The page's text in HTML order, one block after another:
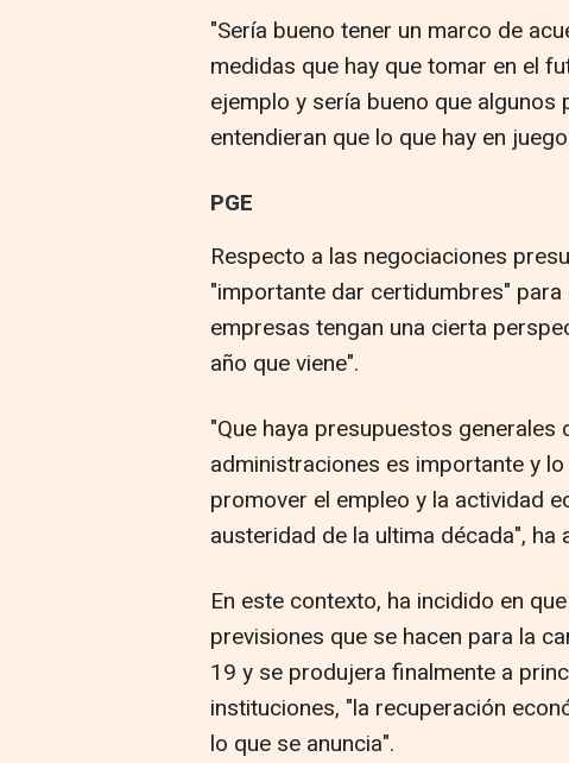
"Sería bueno tener un marco de
medidas que hay que tomar en el
ejemplo y sería bueno que
entendieran que lo que hay en
PGE
Respecto a las negociaciones
"importante dar certidumbres"
empresas tengan una cierta
año que viene".
"Que haya presupuestos
administraciones es importante y
promover el empleo y la actividad
austeridad de la ultima década", ha
En este contexto, ha incidido en
previsiones que se hacen para la
19 y se produjera finalmente a
instituciones, "la recuperación
lo que se anuncia".